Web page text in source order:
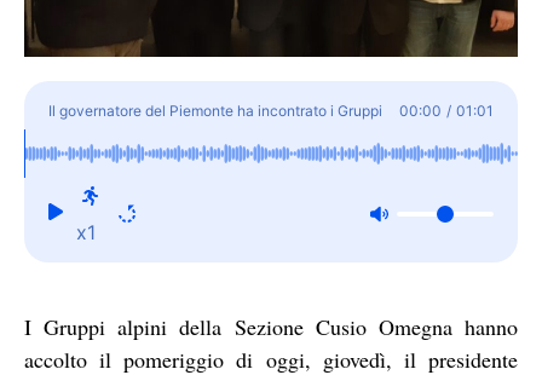
Il governatore del Piemonte ha incontrato i Gruppi
alpini della Sezione Cusio Omegna
00:00 / 01:01
x1
I Gruppi alpini della Sezione Cusio Omegna hanno
accolto il pomeriggio di oggi, giovedì, il presidente